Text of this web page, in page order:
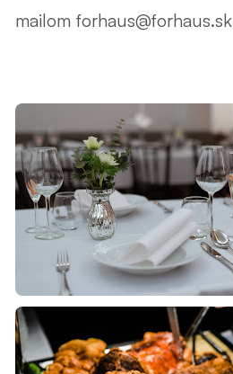
mailom forhaus@forhaus.sk